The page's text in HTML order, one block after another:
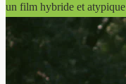
un film hybride et atypique